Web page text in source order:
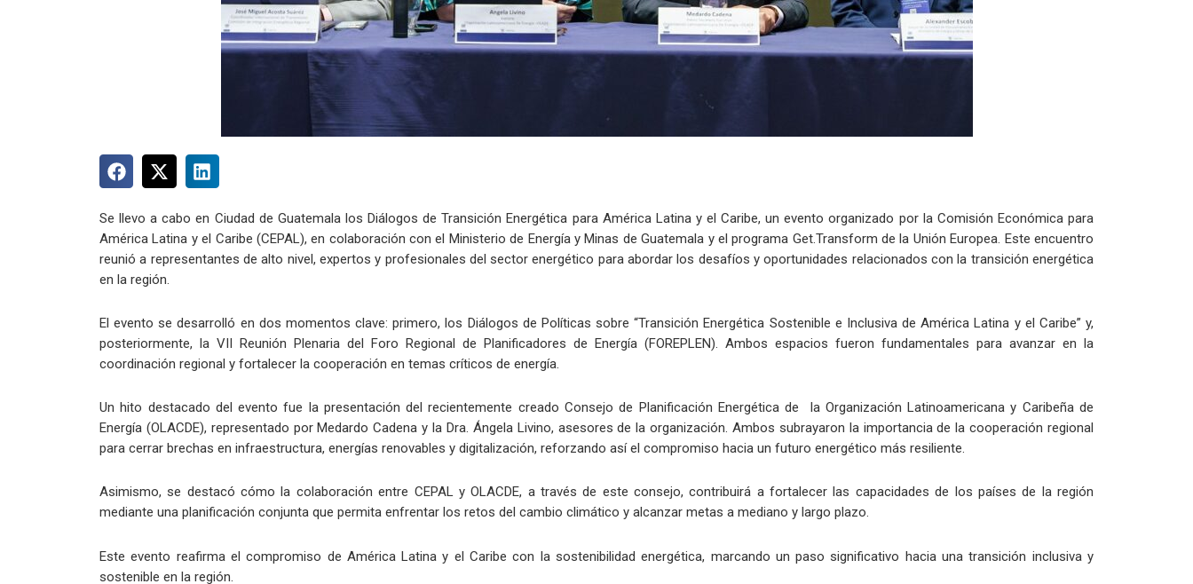
Se llevo a cabo en Ciudad de Guatemala los Diálogos de Transición Energética para América Latina y el Caribe, un evento organizado por la Comisión Económica para
América Latina y el Caribe (CEPAL), en colaboración con el Ministerio de Energía y Minas de Guatemala y el programa Get.Transform de la Unión Europea. Este encuentro
reunió a representantes de alto nivel, expertos y profesionales del sector energético para abordar los desafíos y oportunidades relacionados con la transición energética
en la región.
El evento se desarrolló en dos momentos clave: primero, los Diálogos de Políticas sobre “Transición Energética Sostenible e Inclusiva de América Latina y el Caribe” y,
posteriormente, la VII Reunión Plenaria del Foro Regional de Planificadores de Energía (FOREPLEN). Ambos espacios fueron fundamentales para avanzar en la
coordinación regional y fortalecer la cooperación en temas críticos de energía.
Un hito destacado del evento fue la presentación del recientemente creado Consejo de Planificación Energética de la Organización Latinoamericana y Caribeña de
Energía (OLACDE), representado por Medardo Cadena y la Dra. Ángela Livino, asesores de la organización. Ambos subrayaron la importancia de la cooperación regional
para cerrar brechas en infraestructura, energías renovables y digitalización, reforzando así el compromiso hacia un futuro energético más resiliente.
Asimismo, se destacó cómo la colaboración entre CEPAL y OLACDE, a través de este consejo, contribuirá a fortalecer las capacidades de los países de la región
mediante una planificación conjunta que permita enfrentar los retos del cambio climático y alcanzar metas a mediano y largo plazo.
Este evento reafirma el compromiso de América Latina y el Caribe con la sostenibilidad energética, marcando un paso significativo hacia una transición inclusiva y
sostenible en la región.